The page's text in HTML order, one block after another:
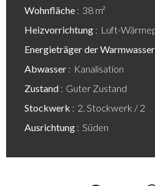
Wohnfläche
38 m²
Heizvorrichtung
Luft-
Energieträger der
Abwasser
Kanalisation
Zustand
Guter Zustand
Stockwerk
2. Stockwerk / 2
Ausrichtung
Süden